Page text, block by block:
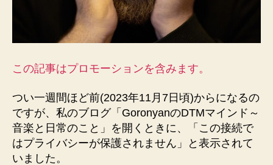
し
入
な
い
題
に
つ
い
この記事はプロモーションを含みます。
つい一週間ほど前(2023年11月7日頃)からになるの
ですが、私のブログ「GoronyanのDTMマインド～
音楽と日常のこと」を開くときに、「この接続で
はプライバシーが保護されません」と表示されて
いました。